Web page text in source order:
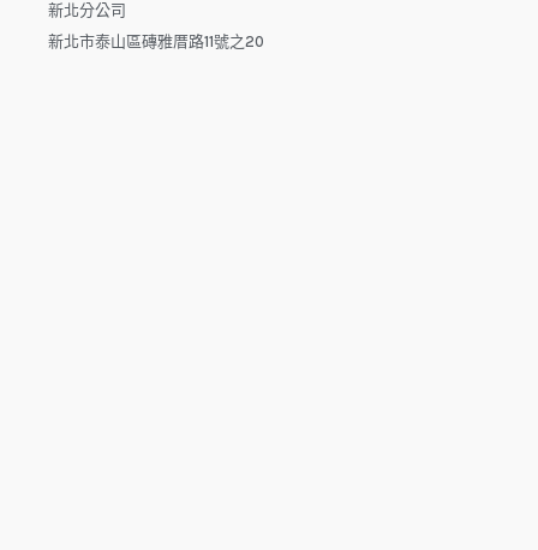
新北分公司
新北市泰山區磚雅厝路11號之20